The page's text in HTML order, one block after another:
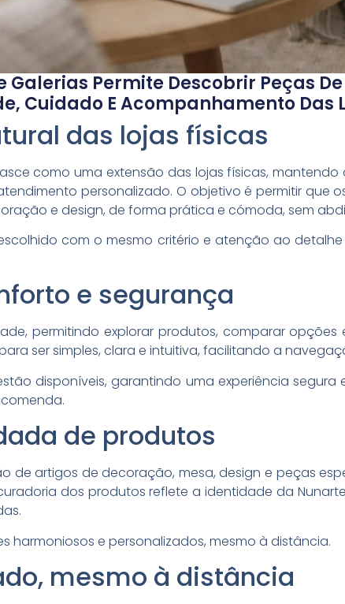
Galerias Permite Descobrir Peças
Cuidado E Acompanhamento Das
das lojas físicas
como uma extensão das lojas físicas,
personalizado. O objetivo é permitir que
e design, de forma prática e cómoda, sem
com o mesmo critério e atenção ao
e segurança
permitindo explorar produtos, comparar opções
ser simples, clara e intuitiva, facilitando a
disponíveis, garantindo uma experiência
de produtos
de artigos de decoração, mesa, design e peças
dos produtos reflete a identidade da
harmoniosos e personalizados, mesmo à distância.
mesmo à distância